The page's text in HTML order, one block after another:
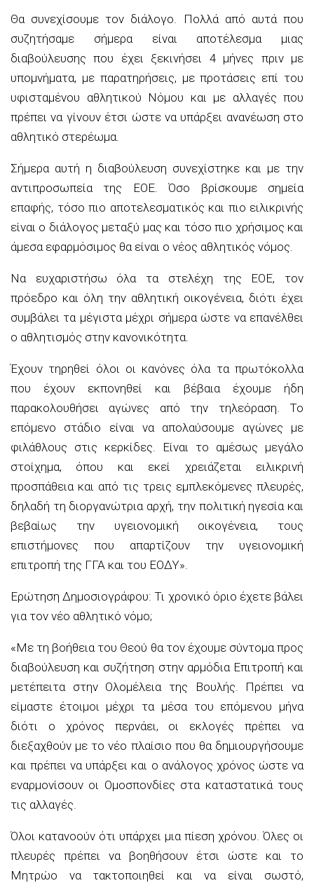
Θα συνεχίσουμε τον διάλογο. Πολλά από αυτά που
συζητήσαμε σήμερα είναι αποτέλεσμα μιας
διαβούλευσης που έχει ξεκινήσει 4 μήνες πριν με
υπομνήματα, με παρατηρήσεις, με προτάσεις επί του
υφισταμένου αθλητικού Νόμου και με αλλαγές που
πρέπει να γίνουν έτσι ώστε να υπάρξει ανανέωση στο
αθλητικό στερέωμα.
Σήμερα αυτή η διαβούλευση συνεχίστηκε και με την
αντιπροσωπεία της ΕΟΕ. Όσο βρίσκουμε σημεία
επαφής, τόσο πιο αποτελεσματικός και πιο ειλικρινής
είναι ο διάλογος μεταξύ μας και τόσο πιο χρήσιμος και
άμεσα εφαρμόσιμος θα είναι ο νέος αθλητικός νόμος.
Να ευχαριστήσω όλα τα στελέχη της ΕΟΕ, τον
πρόεδρο και όλη την αθλητική οικογένεια, διότι έχει
συμβάλει τα μέγιστα μέχρι σήμερα ώστε να επανέλθει
ο αθλητισμός στην κανονικότητα.
Έχουν τηρηθεί όλοι οι κανόνες όλα τα πρωτόκολλα
που έχουν εκπονηθεί και βέβαια έχουμε ήδη
παρακολουθήσει αγώνες από την τηλεόραση. Το
επόμενο στάδιο είναι να απολαύσουμε αγώνες με
φιλάθλους στις κερκίδες. Είναι το αμέσως μεγάλο
στοίχημα, όπου και εκεί χρειάζεται ειλικρινή
προσπάθεια και από τις τρεις εμπλεκόμενες πλευρές,
δηλαδή τη διοργανώτρια αρχή, την πολιτική ηγεσία και
βεβαίως την υγειονομική οικογένεια, τους
επιστήμονες που απαρτίζουν την υγειονομική
επιτροπή της ΓΓΑ και του ΕΟΔΥ».
Ερώτηση Δημοσιογράφου: Τι χρονικό όριο έχετε βάλει
για τον νέο αθλητικό νόμο;
«Με τη βοήθεια του Θεού θα τον έχουμε σύντομα προς
διαβούλευση και συζήτηση στην αρμόδια Επιτροπή και
μετέπειτα στην Ολομέλεια της Βουλής. Πρέπει να
είμαστε έτοιμοι μέχρι τα μέσα του επόμενου μήνα
διότι ο χρόνος περνάει, οι εκλογές πρέπει να
διεξαχθούν με το νέο πλαίσιο που θα δημιουργήσουμε
και πρέπει να υπάρξει και ο ανάλογος χρόνος ώστε να
εναρμονίσουν οι Ομοσπονδίες στα καταστατικά τους
τις αλλαγές.
Όλοι κατανοούν ότι υπάρχει μια πίεση χρόνου. Όλες οι
πλευρές πρέπει να βοηθήσουν έτσι ώστε και το
Μητρώο να τακτοποιηθεί και να είναι σωστό,